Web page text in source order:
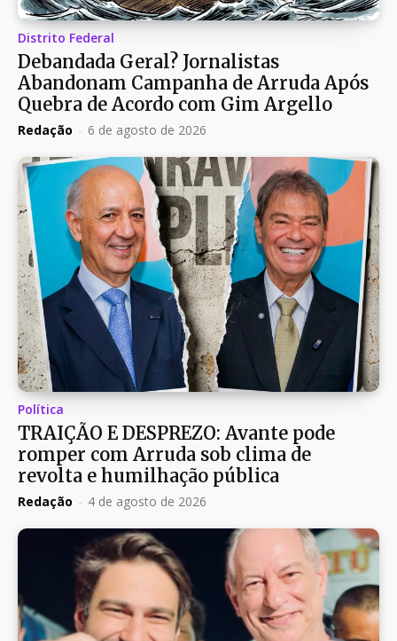
Distrito Federal
Debandada Geral? Jornalistas
Abandonam Campanha de Arruda Após
Quebra de Acordo com Gim Argello
Redação - 6 de agosto de 2026
Política
TRAIÇÃO E DESPREZO: Avante pode
romper com Arruda sob clima de
revolta e humilhação pública
Redação - 4 de agosto de 2026